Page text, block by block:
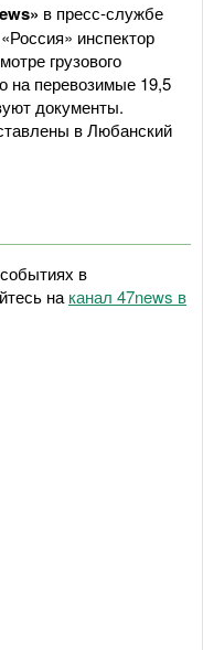
в пресс-службе
инспектор
грузового
на перевозимые 19,5
документы.
в Любанский
в
на канал 47news в